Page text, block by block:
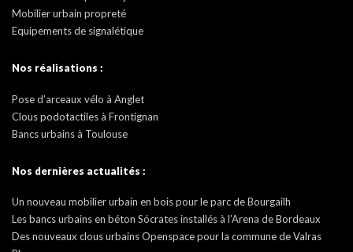
Mobilier urbain propreté
Equipements de signalétique
Nos réalisations :
Pose d’arceaux vélo à Anglet
Clous podotactiles à Frontignan
Bancs urbains à Toulouse
Nos dernières actualités :
Un nouveau mobilier urbain en bois pour le parc de Bourgailh
Les bancs urbains en béton Sócrates installés à l’Arena de Bordeaux
Des nouveaux clous urbains Openspace pour la commune de Valras